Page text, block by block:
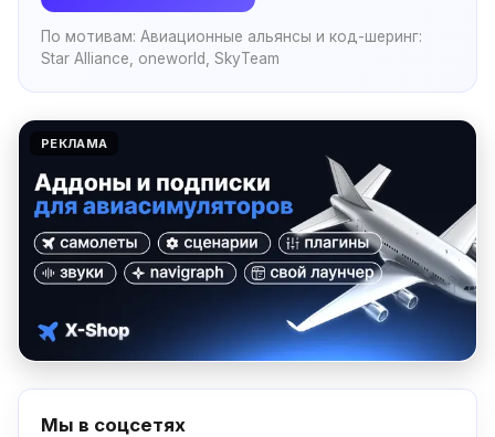
По мотивам: Авиационные альянсы и код-шеринг:
Star Alliance, oneworld, SkyTeam
РЕКЛАМА
Мы в соцсетях